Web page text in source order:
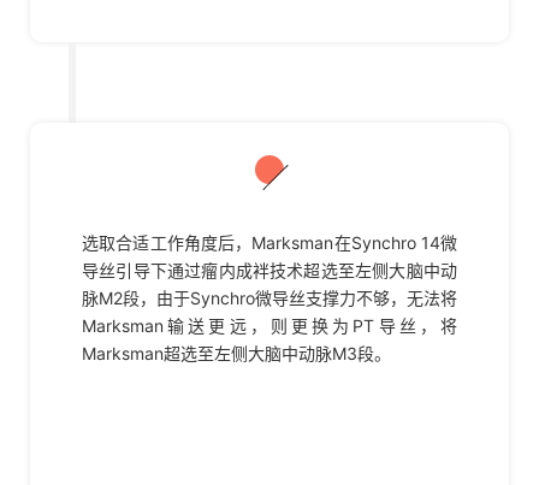
02
选取合适工作角度后，Marksman在Synchro 14微
导丝引导下通过瘤内成袢技术超选至左侧大脑中动
脉M2段，由于Synchro微导丝支撑力不够，无法将
Marksman输送更远，则更换为PT导丝，将
Marksman超选至左侧大脑中动脉M3段。